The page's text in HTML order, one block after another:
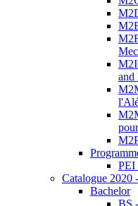
and
PEI
Catalogue 2020
Bachelor
BS